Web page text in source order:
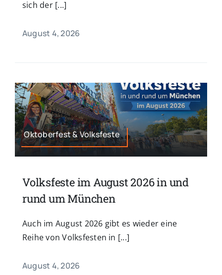
sich der [...]
August 4, 2026
Oktoberfest & Volksfeste
Volksfeste im August 2026 in und
rund um München
Auch im August 2026 gibt es wieder eine
Reihe von Volksfesten in [...]
August 4, 2026